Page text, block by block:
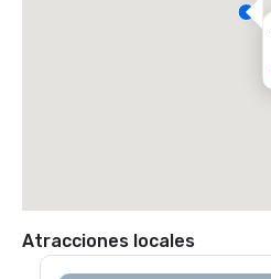
Atracciones locales